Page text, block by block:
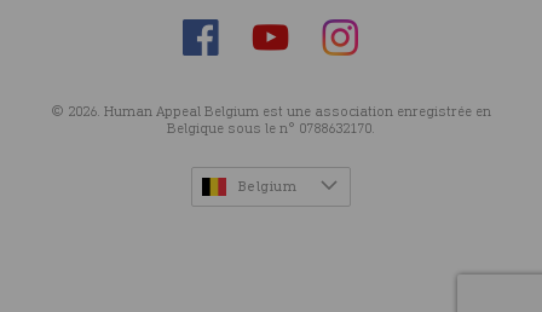
Suivez-
nous
Facebook
Suivez-
YouTube
Suivez-
nous
Instagram
© 2026. Human Appeal Belgium est une association enregistrée en
Belgique sous le n° 0788632170.
Belgium